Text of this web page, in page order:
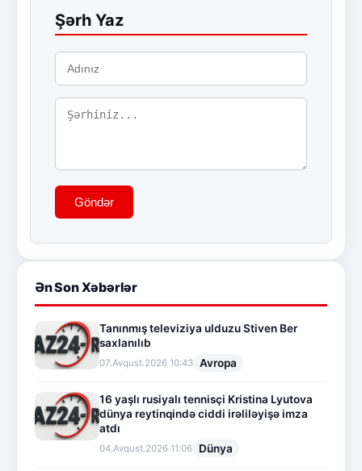
Şərh Yaz
Göndər
Ən Son Xəbərlər
Tanınmış televiziya ulduzu Stiven Ber
saxlanılıb
07.Avqust.2026 10:43 Avropa
16 yaşlı rusiyalı tennisçi Kristina Lyutova
dünya reytinqində ciddi irəliləyişə imza
atdı
04.Avqust.2026 11:06 Dünya